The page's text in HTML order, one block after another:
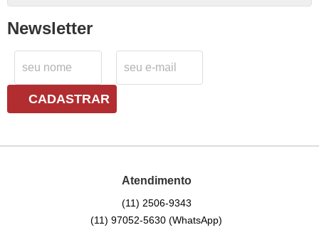
Newsletter
CADASTRAR
Atendimento
(11) 2506-9343
(11) 97052-5630(WhatsApp)